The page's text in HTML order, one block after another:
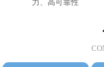
力、高可靠性